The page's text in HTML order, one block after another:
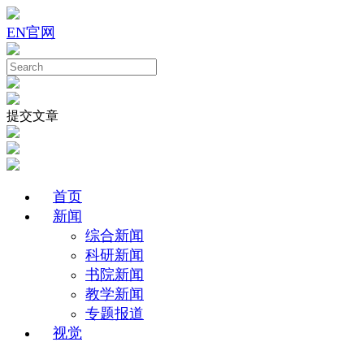
EN官网
提交文章
首页
新闻
综合新闻
科研新闻
书院新闻
教学新闻
专题报道
视觉